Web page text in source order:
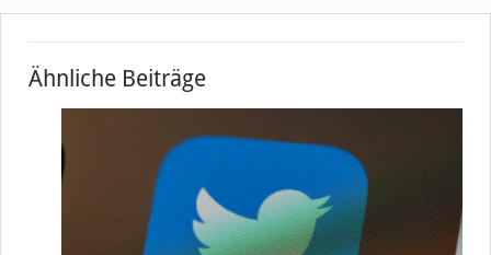
Ähnliche Beiträge